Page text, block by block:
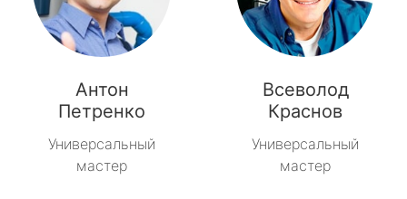
Антон
Петренко
Универсальный
мастер
Всеволод
Краснов
Универсальный
мастер